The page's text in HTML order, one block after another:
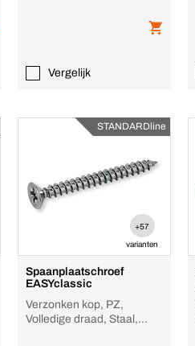
Vergelijk
STANDARDline
+57
varianten
Spaanplaatschroef
EASYclassic
Verzonken kop, PZ,
Volledige draad, Staal,